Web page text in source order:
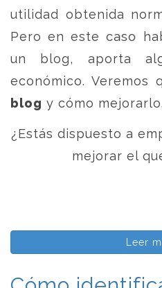
utilidad obtenida
Pero en este caso
un blog, aporta
económico. Veremos
blog y cómo mejorarlo.
¿Estás dispuesto a
mejorar el
Leer